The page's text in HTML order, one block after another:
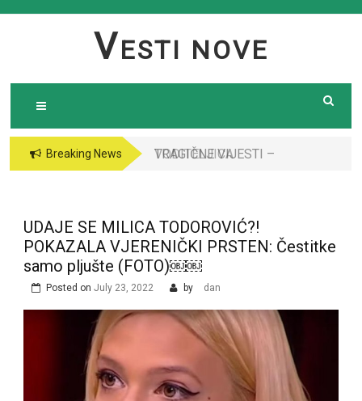
VESTI NOVE
Breaking News
TRAGIČNE VIJESTI –
i ogroman broj ljudi
ispred njene kuće￼￼
VODITELJICA
GROFA I NAPUSTILA
SRBIJU: Čekajte da
vidite kako danas
izgleda￼
UDAJE SE MILICA TODOROVIĆ?!
POKAZALA VJERENIČKI PRSTEN: Čestitke
samo pljušte (FOTO)￼￼
Posted on July 23, 2022 by dan